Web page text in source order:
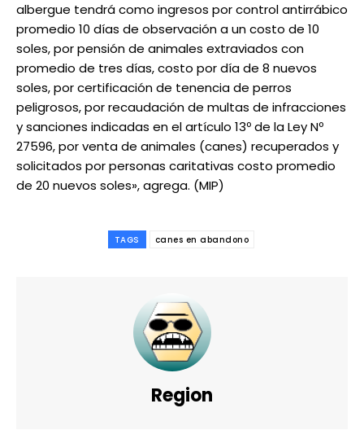
albergue tendrá como ingresos por control antirrábico
promedio 10 días de observación a un costo de 10
soles, por pensión de animales extraviados con
promedio de tres días, costo por día de 8 nuevos
soles, por certificación de tenencia de perros
peligrosos, por recaudación de multas de infracciones
y sanciones indicadas en el artículo 13º de la Ley Nº
27596, por venta de animales (canes) recuperados y
solicitados por personas caritativas costo promedio
de 20 nuevos soles», agrega. (MIP)
TAGS canes en abandono
Region